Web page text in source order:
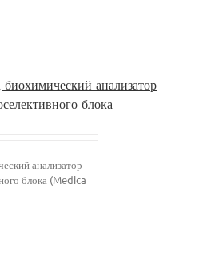
биохимический анализатор
блока
анализатор
блока (Medica